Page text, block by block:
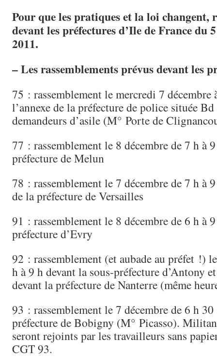
Pour que les pratiques et la loi changent,
devant les préfectures d’Ile de France du
2011.
– Les rassemblements prévus devant les
75 : rassemblement le mercredi 7 décembre
l’annexe de la préfecture de police située
demandeurs d’asile (M° Porte de
77 : rassemblement le 8 décembre de 7 h à
préfecture de Melun
78 : rassemblement le 7 décembre de 7 h à
de la préfecture de Versailles
91 : rassemblement le 8 décembre de 6 h à
préfecture d’Evry
92 : rassemblement (et aubade au préfet !)
h à 9 h devant la sous-préfecture d’Antony
devant la préfecture de Nanterre (même
93 : rassemblement le 7 décembre de 6 h
préfecture de Bobigny (M° Picasso).
seront rejoints par les travailleurs sans
CGT 93.